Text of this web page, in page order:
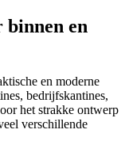
binnen en
en moderne
bedrijfskantines,
het strakke ontwerp
verschillende